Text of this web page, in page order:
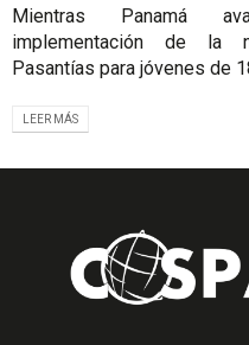
Mientras Panamá
implementación de la
Pasantías para jóvenes de
LEER MÁS